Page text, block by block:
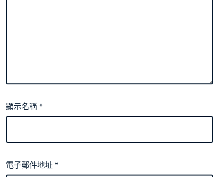
顯示名稱*
電子郵件地址*